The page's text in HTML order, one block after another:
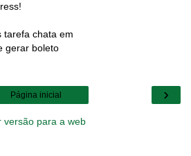
tarefa chata em
gerar boleto
›
Página inicial
versão para a web